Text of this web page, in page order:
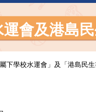
會及港島
下學校水運會」及「港島民